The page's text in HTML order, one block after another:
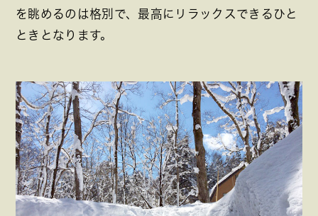
を眺めるのは格別で、最高にリラックスできるひと
ときとなります。